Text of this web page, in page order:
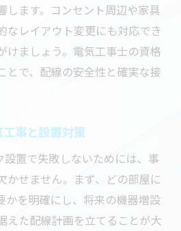
します。コンセント周辺や家具
なレイアウト変更にも対応でき
けましょう。電気工事士の資格
とで、配線の安全性と確実な接
事と設置対策
設置で失敗しないためには、事
かせません。まず、どの部屋に
かを明確にし、将来の機器増設
えた配線計画を立てることが大